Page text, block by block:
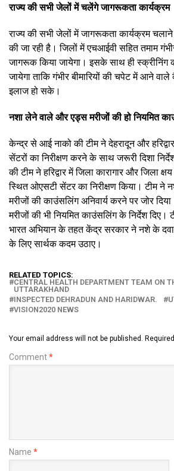
राज्य की सभी जेलों में चलेंगे जागरूकता कार्यक्रम
राज्य की सभी जेलों में जागरूकता कार्यक्रम
की जा रही है। जिलों में एचआईवी सहित तमाम
जागरूक किया जायेगा। इसके साथ ही स्क्रीनिंग
जायेगा ताकि गंभीर बीमारियों की चपेट में आने
इलाज हो सके।
नशा लेने वाले और एड्स मरीजों की हो नियमित
केन्द्र से आई नाको की टीम ने देहरादून और
सेंटरों का निरीक्षण करने के साथ जरूरी दिशा
की टीम ने हरिद्वार में जिला कारागार और जिला
स्थित ओएसटी सेंटर का निरीक्षण किया। टीम ने
मरीजों की काउंसलिंग अनिवार्य करने पर जोर
मरीजों की भी नियमित काउंसलिंग के निर्देश
भारत अभियान के तहत केंद्र सरकार ने नशे के
के लिए सार्थक कदम उठाए।
RELATED TOPICS:
CENTRAL HEALTH DEPARTMENT TEAM ON
UTTARAKHAND
INSPECTED DEHRADUN AND HARIDWAR.
VISION2020 NEWS
Your email address will not be published.
Comment*
Name *